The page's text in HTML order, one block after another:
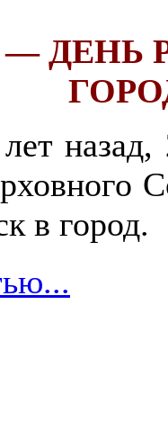
— ДЕНЬ
в город.